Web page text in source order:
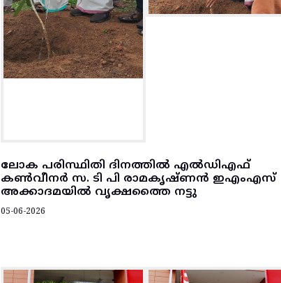
ലോക പരിസ്ഥിതി ദിനത്തിൽ എൽഡിഎഫ്
കൺവീനർ സ. ടി പി രാമകൃഷ്ണൻ ഇഎംഎസ്
അക്കാദമയിൽ വൃക്ഷത്തൈ നട്ടു
05-06-2026